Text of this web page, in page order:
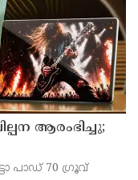
ആരംഭിച്ചു;
പാഡ് 70 ഗ്രൂവ്